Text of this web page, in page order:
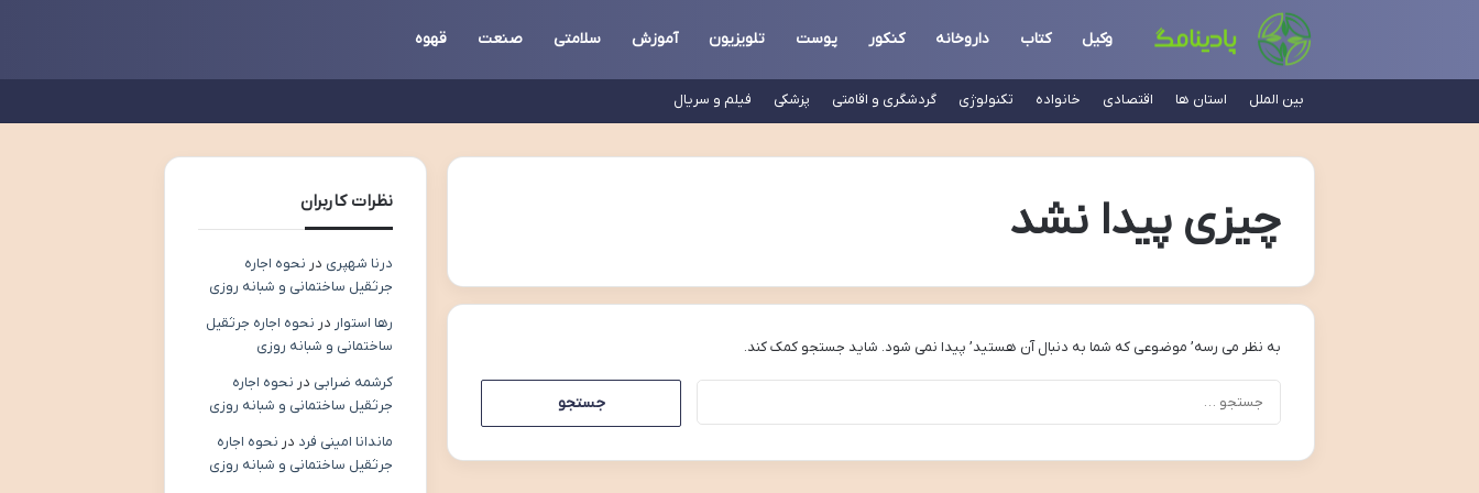
وکیل کتاب داروخانه کنکور پوست تلویزیون آموزش سلامتی صنعت قهوه
بین الملل استان ها اقتصادی خانواده تکنولوژی گردشگری و اقامتی پزشکی فیلم و سریال
چیزی پیدا نشد
به نظر می رسه’ موضوعی که شما به دنبال آن هستید’ پیدا نمی شود. شاید جستجو کمک کند.
نظرات کاربران
درنا شهپری در نحوه اجاره
جرثقیل ساختمانی و شبانه روزی
رها استوار در نحوه اجاره جرثقیل
ساختمانی و شبانه روزی
کرشمه ضرابی در نحوه اجاره
جرثقیل ساختمانی و شبانه روزی
ماندانا امینی فرد در نحوه اجاره
جرثقیل ساختمانی و شبانه روزی